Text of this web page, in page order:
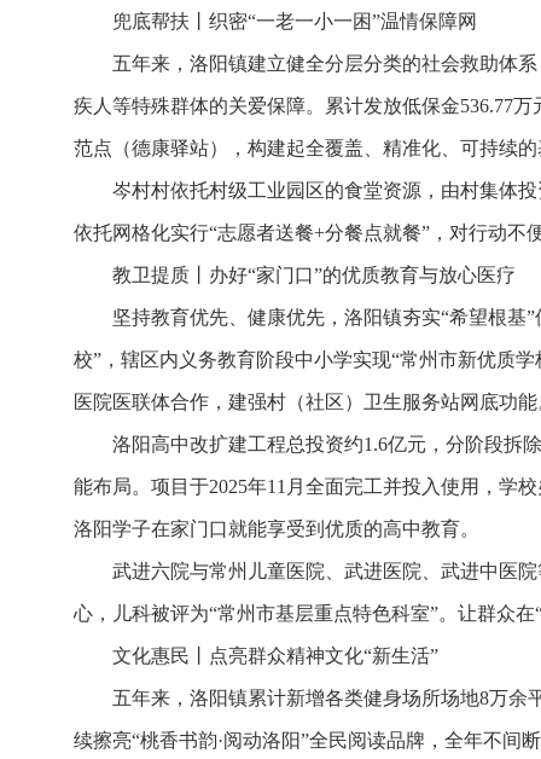
兜底帮扶丨 织密“一老一小一困”温情保障网
五年来，洛阳镇建立健全分层分类的社会救助体
疾人等特殊群体的关爱保障。累计发放低保金536.77
范点（德康驿站），构建起全覆盖、精准化、可持续
岑村村依托村级工业园区的食堂资源，由村集体
依托网格化实行“志愿者送餐+分餐点就餐”，对行动
教卫提质丨 办好“家门口”的优质教育与放心医疗
坚持教育优先、健康优先，洛阳镇夯实“希望根基
校”，辖区内义务教育阶段中小学实现“常州市新优质
医院医联体合作，建强村（社区）卫生服务站网底功能
洛阳高中改扩建工程总投资约1.6亿元，分阶段拆
能布局。项目于2025年11月全面完工并投入使用，学
洛阳学子在家门口就能享受到优质的高中教育。
武进六院与常州儿童医院、武进医院、武进中医
心，儿科被评为“常州市基层重点特色科室”。让群众
文化惠民丨 点亮群众精神文化“新生活”
五年来，洛阳镇累计新增各类健身场所场地8万
续擦亮“桃香书韵·阅动洛阳”全民阅读品牌，全年不间